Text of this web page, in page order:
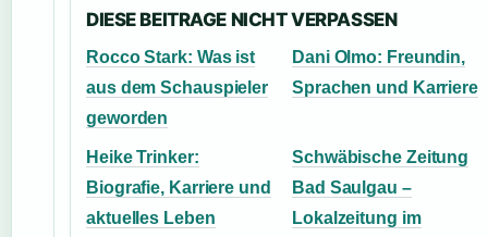
DIESE BEITRAGE NICHT VERPASSEN
Rocco Stark: Was ist
aus dem Schauspieler
geworden
Dani Olmo: Freundin,
Sprachen und Karriere
Heike Trinker:
Biografie, Karriere und
aktuelles Leben
Schwäbische Zeitung
Bad Saulgau –
Lokalzeitung im